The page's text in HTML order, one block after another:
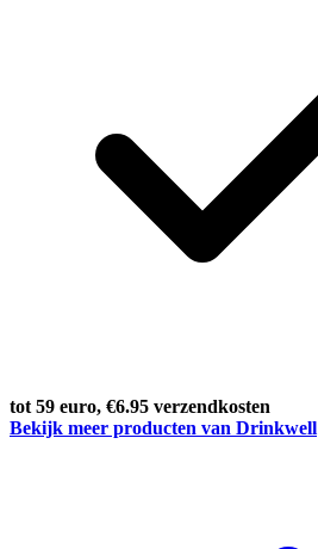
tot 59 euro, €6.95 verzendkosten
Bekijk meer producten van Drinkwell